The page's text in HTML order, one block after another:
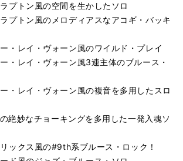
プトン風の空間を生かしたソロ
プトン風のメロディアスなアコギ・バッキ
・レイ・ヴォーン風のワイルド・プレイ
・レイ・ヴォーン風3連主体のブルース・
・レイ・ヴォーン風の複音を多用したスロ
絶妙なチョーキングを多用した一発入魂ソ
ックス風の#9th系ブルース・ロック！